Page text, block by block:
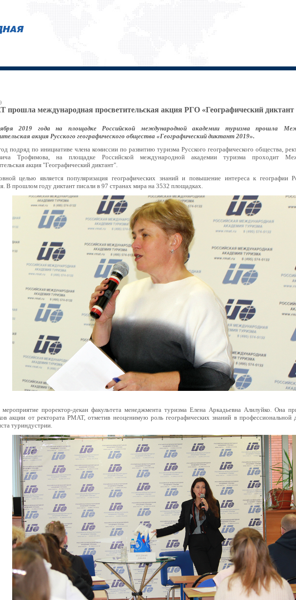
международная просветительская акция РГО «Географический диктант
2019 года на площадке Российской международной академии туризма прошла
акция Русского географического общества «Географический диктант 2019».
подряд по инициативе члена комиссии по развитию туризма Русского географического общества,
Трофимова, на площадке Российской международной академии туризма проходит
акция "Географический диктант".
целью является популяризация географических знаний и повышение интереса к географии
В прошлом году диктант писали в 97 странах мира на 3532 площадках.
проректор-декан факультета менеджмента туризма Елена Аркадьевна Алилуйко. Она
акции от ректората РМАТ, отметив неоценимую роль географических знаний в профессиональной
туриндустрии.